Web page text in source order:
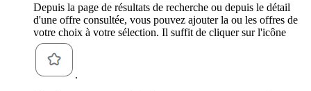
Depuis la page de résultats de recherche ou depuis le détail
d'une offre consultée, vous pouvez ajouter la ou les offres de
votre choix à votre sélection. Il suffit de cliquer sur l'icône
.